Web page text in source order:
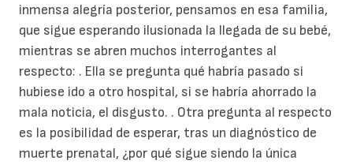
inmensa alegría posterior, pensamos en esa familia,
que sigue esperando ilusionada la llegada de su bebé,
mientras se abren muchos interrogantes al
respecto: . Ella se pregunta qué habría pasado si
hubiese ido a otro hospital, si se habría ahorrado la
mala noticia, el disgusto. . Otra pregunta al respecto
es la posibilidad de esperar, tras un diagnóstico de
muerte prenatal, ¿por qué sigue siendo la única